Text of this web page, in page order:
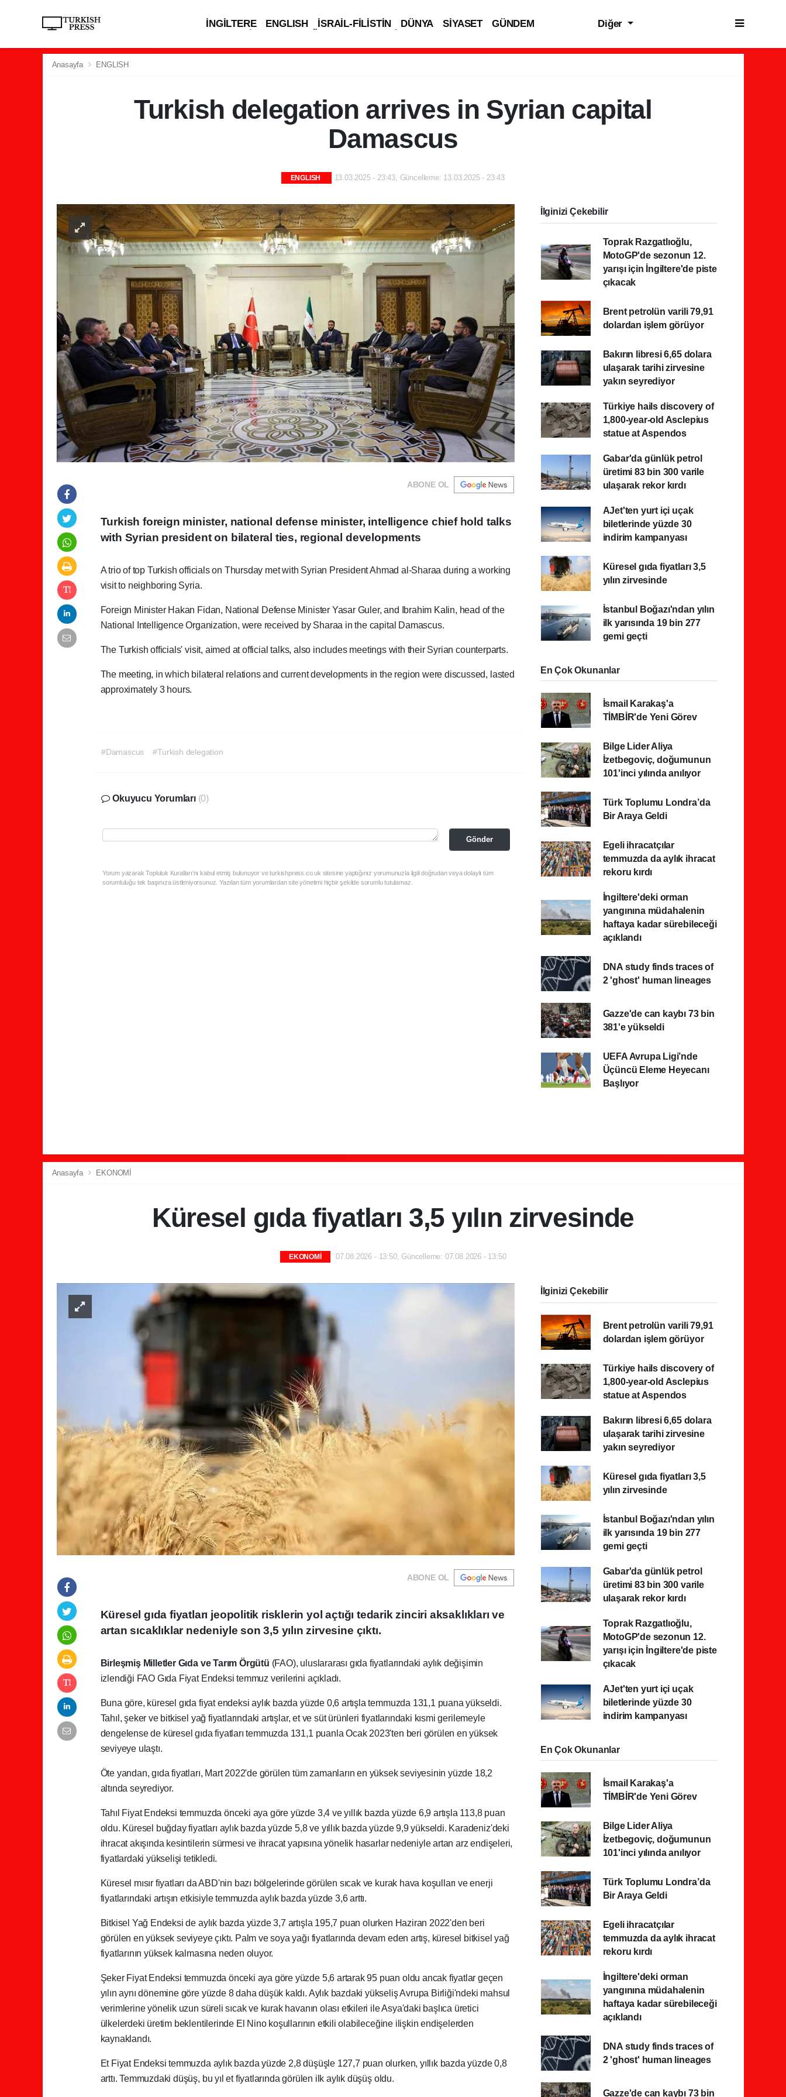
İNGİLTERE ENGLISH İSRAİL-FİLİSTİN DÜNYA SİYASET
GÜNDEM
Diğer
Anasayfa ENGLISH
Turkish delegation arrives in Syrian capital
Damascus
ENGLISH 13.03.2025 - 23:43, Güncelleme: 13.03.2025 - 23:43
ABONE OL
Turkish foreign minister, national defense minister, intelligence chief hold talks
with Syrian president on bilateral ties, regional developments
A trio of top Turkish officials on Thursday met with Syrian President Ahmad al-Sharaa during a working
visit to neighboring Syria.
Foreign Minister Hakan Fidan, National Defense Minister Yasar Guler, and Ibrahim Kalin, head of the
National Intelligence Organization, were received by Sharaa in the capital Damascus.
The Turkish officials' visit, aimed at official talks, also includes meetings with their Syrian counterparts.
The meeting, in which bilateral relations and current developments in the region were discussed, lasted
approximately 3 hours.
#Damascus #Turkish delegation
Okuyucu Yorumları (0)
Gönder
Yorum yazarak Topluluk Kuralları’nı kabul etmiş bulunuyor ve turkishpress.co.uk sitesine yaptığınız yorumunuzla ilgili doğrudan veya dolaylı tüm
sorumluluğu tek başınıza üstleniyorsunuz. Yazılan tüm yorumlardan site yönetimi hiçbir şekilde sorumlu tutulamaz.
İlginizi Çekebilir
Toprak Razgatlıoğlu,
MotoGP'de sezonun 12.
yarışı için İngiltere'de piste
çıkacak
Brent petrolün varili 79,91
dolardan işlem görüyor
Bakırın libresi 6,65 dolara
ulaşarak tarihi zirvesine
yakın seyrediyor
Türkiye hails discovery of
1,800-year-old Asclepius
statue at Aspendos
Gabar'da günlük petrol
üretimi 83 bin 300 varile
ulaşarak rekor kırdı
AJet'ten yurt içi uçak
biletlerinde yüzde 30
indirim kampanyası
Küresel gıda fiyatları 3,5
yılın zirvesinde
İstanbul Boğazı'ndan yılın
ilk yarısında 19 bin 277
gemi geçti
En Çok Okunanlar
İsmail Karakaş'a
TİMBİR'de Yeni Görev
Bilge Lider Aliya
İzetbegoviç, doğumunun
101'inci yılında anılıyor
Türk Toplumu Londra’da
Bir Araya Geldi
Egeli ihracatçılar
temmuzda da aylık ihracat
rekoru kırdı
İngiltere'deki orman
yangınına müdahalenin
haftaya kadar sürebileceği
açıklandı
DNA study finds traces of
2 'ghost' human lineages
Gazze'de can kaybı 73 bin
381'e yükseldi
UEFA Avrupa Ligi’nde
Üçüncü Eleme Heyecanı
Başlıyor
Anasayfa EKONOMİ
Küresel gıda fiyatları 3,5 yılın zirvesinde
EKONOMİ 07.08.2026 - 13:50, Güncelleme: 07.08.2026 - 13:50
ABONE OL
Küresel gıda fiyatları jeopolitik risklerin yol açtığı tedarik zinciri aksaklıkları ve
artan sıcaklıklar nedeniyle son 3,5 yılın zirvesine çıktı.
Birleşmiş Milletler Gıda ve Tarım Örgütü (FAO), uluslararası gıda fiyatlarındaki aylık değişimin
izlendiği FAO Gıda Fiyat Endeksi temmuz verilerini açıkladı.
Buna göre, küresel gıda fiyat endeksi aylık bazda yüzde 0,6 artışla temmuzda 131,1 puana yükseldi.
Tahıl, şeker ve bitkisel yağ fiyatlarındaki artışlar, et ve süt ürünleri fiyatlarındaki kısmi gerilemeyle
dengelense de küresel gıda fiyatları temmuzda 131,1 puanla Ocak 2023'ten beri görülen en yüksek
seviyeye ulaştı.
Öte yandan, gıda fiyatları, Mart 2022'de görülen tüm zamanların en yüksek seviyesinin yüzde 18,2
altında seyrediyor.
Tahıl Fiyat Endeksi temmuzda önceki aya göre yüzde 3,4 ve yıllık bazda yüzde 6,9 artışla 113,8 puan
oldu. Küresel buğday fiyatları aylık bazda yüzde 5,8 ve yıllık bazda yüzde 9,9 yükseldi. Karadeniz'deki
ihracat akışında kesintilerin sürmesi ve ihracat yapısına yönelik hasarlar nedeniyle artan arz endişeleri,
fiyatlardaki yükselişi tetikledi.
Küresel mısır fiyatları da ABD'nin bazı bölgelerinde görülen sıcak ve kurak hava koşulları ve enerji
fiyatlarındaki artışın etkisiyle temmuzda aylık bazda yüzde 3,6 arttı.
Bitkisel Yağ Endeksi de aylık bazda yüzde 3,7 artışla 195,7 puan olurken Haziran 2022'den beri
görülen en yüksek seviyeye çıktı. Palm ve soya yağı fiyatlarında devam eden artış, küresel bitkisel yağ
fiyatlarının yüksek kalmasına neden oluyor.
Şeker Fiyat Endeksi temmuzda önceki aya göre yüzde 5,6 artarak 95 puan oldu ancak fiyatlar geçen
yılın aynı dönemine göre yüzde 8 daha düşük kaldı. Aylık bazdaki yükseliş Avrupa Birliği'ndeki mahsul
verimlerine yönelik uzun süreli sıcak ve kurak havanın olası etkileri ile Asya'daki başlıca üretici
ülkelerdeki üretim beklentilerinde El Nino koşullarının etkili olabileceğine ilişkin endişelerden
kaynaklandı.
Et Fiyat Endeksi temmuzda aylık bazda yüzde 2,8 düşüşle 127,7 puan olurken, yıllık bazda yüzde 0,8
arttı. Temmuzdaki düşüş, bu yıl et fiyatlarında görülen ilk aylık düşüş oldu.
İlginizi Çekebilir
Brent petrolün varili 79,91
dolardan işlem görüyor
Türkiye hails discovery of
1,800-year-old Asclepius
statue at Aspendos
Bakırın libresi 6,65 dolara
ulaşarak tarihi zirvesine
yakın seyrediyor
Küresel gıda fiyatları 3,5
yılın zirvesinde
İstanbul Boğazı'ndan yılın
ilk yarısında 19 bin 277
gemi geçti
Gabar'da günlük petrol
üretimi 83 bin 300 varile
ulaşarak rekor kırdı
Toprak Razgatlıoğlu,
MotoGP'de sezonun 12.
yarışı için İngiltere'de piste
çıkacak
AJet'ten yurt içi uçak
biletlerinde yüzde 30
indirim kampanyası
En Çok Okunanlar
İsmail Karakaş'a
TİMBİR'de Yeni Görev
Bilge Lider Aliya
İzetbegoviç, doğumunun
101'inci yılında anılıyor
Türk Toplumu Londra’da
Bir Araya Geldi
Egeli ihracatçılar
temmuzda da aylık ihracat
rekoru kırdı
İngiltere'deki orman
yangınına müdahalenin
haftaya kadar sürebileceği
açıklandı
DNA study finds traces of
2 'ghost' human lineages
Gazze'de can kaybı 73 bin